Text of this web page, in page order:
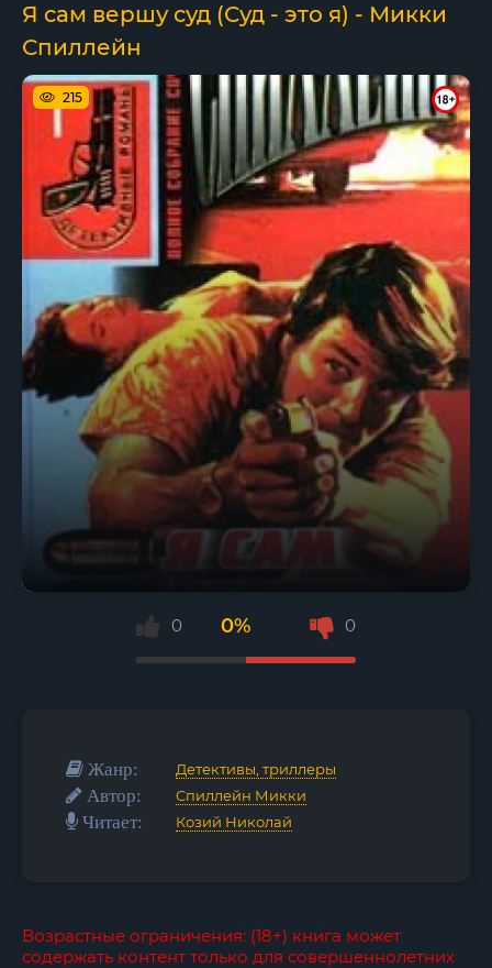
Я сам вершу суд (Суд - это я) - Микки
Спиллейн
215
0 0% 0
Жанр: Детективы, триллеры
Автор: Спиллейн Микки
Читает: Козий Николай
Возрастные ограничения: (18+) книга может
содержать контент только для совершеннолетних